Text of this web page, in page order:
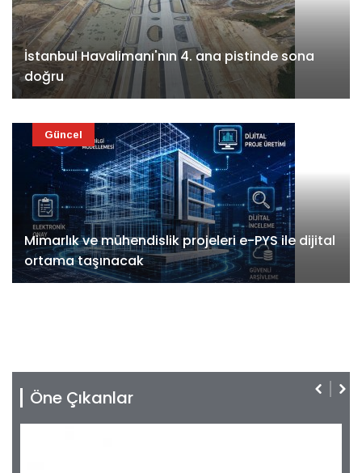
İstanbul Havalimanı'nın 4. ana pistinde sona
doğru
Mimarlık ve mühendislik projeleri e-PYS ile dijital
ortama taşınacak
Güncel
Öne Çıkanlar